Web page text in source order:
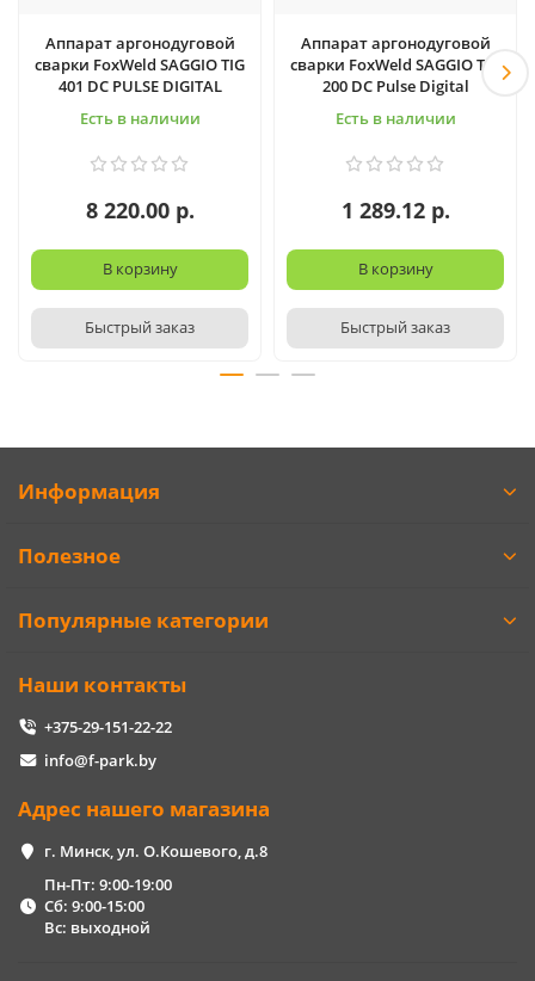
Аппарат аргонодуговой
сварки FoxWeld SAGGIO TIG
401 DC PULSE DIGITAL
Есть в наличии
8 220.00 р.
В корзину
Быстрый заказ
Аппарат аргонодуговой
сварки FoxWeld SAGGIO TIG
200 DC Pulse Digital
Есть в наличии
1 289.12 р.
В корзину
Быстрый заказ
Информация
Полезное
Популярные категории
Наши контакты
+375-29-151-22-22
info@f-park.by
Адрес нашего магазина
г. Минск, ул. О.Кошевого, д.8
Пн-Пт: 9:00-19:00
Сб: 9:00-15:00
Вс: выходной